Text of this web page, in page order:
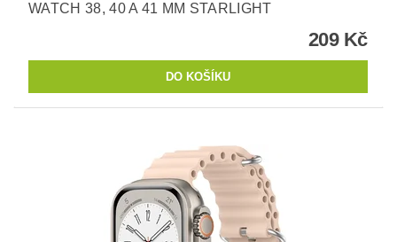
WATCH 38, 40 A 41 MM STARLIGHT
209 Kč